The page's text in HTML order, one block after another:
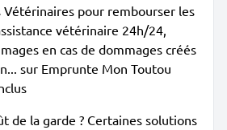
Vétérinaires pour rembourser les
vétérinaire 24h/24,
en cas de dommages créés
sur Emprunte Mon Toutou
de la garde ? Certaines solutions